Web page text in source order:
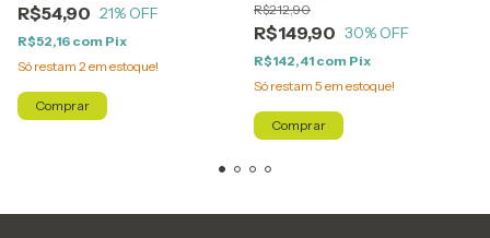
R$54,90 21% OFF
R$52,16 com Pix
Só restam 2em estoque!
Comprar
R$149,90
R$212,90
30% OFF
R$142,41 com Pix
Só restam 5 em estoque!
Comprar